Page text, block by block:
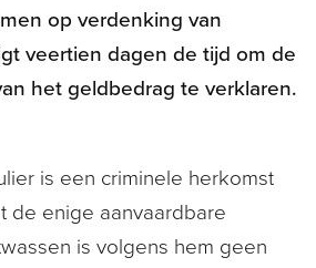
op verdenking van
veertien dagen de tijd om de
het geldbedrag te verklaren.
is een criminele herkomst
de enige aanvaardbare
is volgens hem geen